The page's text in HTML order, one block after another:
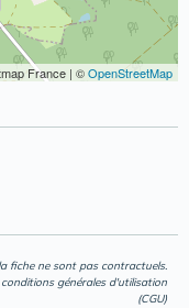
France | ©OpenStreetMap
fiche ne sont pas contractuels.
conditions générales d'utilisation
(CGU)